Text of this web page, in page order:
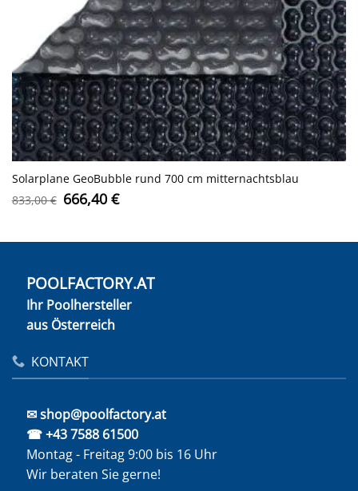
Solarplane GeoBubble rund 700 cm mitternachtsblau
833,00€ Ursprünglicher
Preis
833,00 €
666,40 €Aktueller
666,40 €.
POOLFACTORY.AT
Ihr Poolhersteller
aus Österreich
KONTAKT
✉ shop@poolfactory.at
☎ +43 7588 61500
Montag - Freitag 9:00 bis 16 Uhr
Wir beraten Sie gerne!